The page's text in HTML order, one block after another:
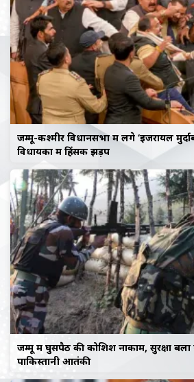
जम्मू-कश्मीर विधानसभा में लगे ‘इजरायल
विधायकों में हिंसक झड़प
जम्मू में घुसपैठ की कोशिश नाकाम, सुरक्षा बलों
पाकिस्तानी आतंकी